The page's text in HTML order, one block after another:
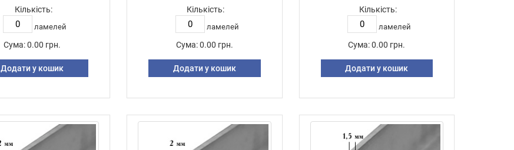
Кількість:
ламелей
Сума: 0.00 грн.
Додати у кошик
Кількість:
ламелей
Сума: 0.00 грн.
Додати у кошик
Кількість:
ламелей
Сума: 0.00 грн.
Додати у кошик